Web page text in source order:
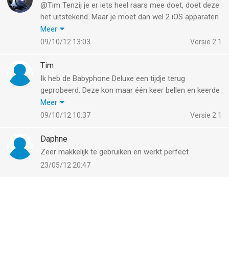
@Tim Tenzij je er iets heel raars mee doet, doet deze
het uitstekend. Maar je moet dan wel 2 iOS apparaten
hebben, wat het wel weer mogelijk maakt altijd even
via de camera te kunnen kijken of het allemaal nog
Meer
Versie 2.1
09/10/12 13:03
Tim
Ik heb de Babyphone Deluxe een tijdje terug
geprobeerd. Deze kon maar één keer bellen en keerde
daarna niet terug naar de App. Dit bleek aan iOS4 en
iOS5 te liggen. Tevens als ik een bericht ontving
bruikbaar dus. Mijn vraag heeft deze app daar geen
last van?
Meer
Versie 2.1
09/10/12 10:37
Daphne
Zeer makkelijk te gebruiken en werkt perfect
23/05/12 20:47